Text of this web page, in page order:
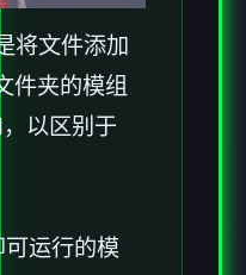
将文件添加
件夹的模组
以区别于
运行的模